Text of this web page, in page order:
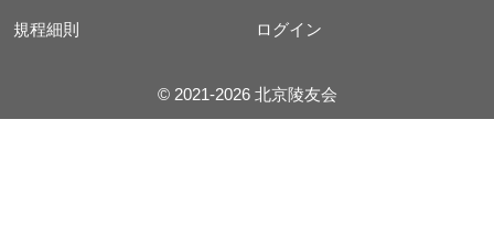
規程細則 ログイン
© 2021-2026 北京陵友会